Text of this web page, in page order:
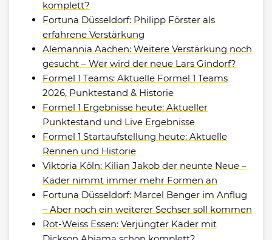
komplett?
Fortuna Düsseldorf: Philipp Förster als
erfahrene Verstärkung
Alemannia Aachen: Weitere Verstärkung noch
gesucht – Wer wird der neue Lars Gindorf?
Formel 1 Teams: Aktuelle Formel 1 Teams
2026, Punktestand & Historie
Formel 1 Ergebnisse heute: Aktueller
Punktestand und Live Ergebnisse
Formel 1 Startaufstellung heute: Aktuelle
Rennen und Historie
Viktoria Köln: Kilian Jakob der neunte Neue –
Kader nimmt immer mehr Formen an
Fortuna Düsseldorf: Marcel Benger im Anflug
– Aber noch ein weiterer Sechser soll kommen
Rot-Weiss Essen: Verjüngter Kader mit